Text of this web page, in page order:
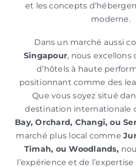
et les concepts
moderne.
Dans un marché aussi
Singapour, nous excellons
d’hôtels à haute
positionnant comme des
Que vous soyez situé
destination internationale
Bay, Orchard, Changi, ou
marché plus local comme
Timah, ou Woodlands,
l’expérience et de